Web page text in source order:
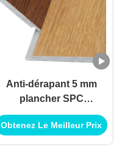
Anti-dérapant 5 mm
plancher SPC
imperméable à l'eau
interverrouillage SPC
Obtenez Le Meilleur Prix